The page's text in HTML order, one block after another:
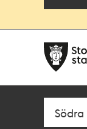
navigationen
huvudinnehållet
Sök